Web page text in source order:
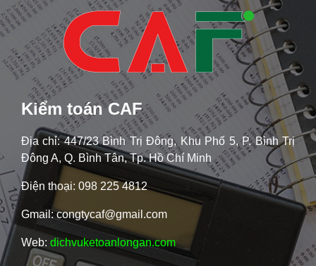
Kiểm toán CAF
Địa chỉ: 447/23 Bình Trị Đông, Khu Phố 5, P. Bình Trị
Đông A, Q. Bình Tân, Tp. Hồ Chí Minh
Điện thoại: 098 225 4812
Gmail: congtycaf@gmail.com
Web: dichvuketoanlongan.com